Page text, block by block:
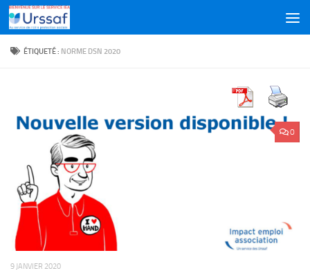
Skip to content
ÉTIQUETÉ : NORME DSN 2020
0
9 JANVIER 2020